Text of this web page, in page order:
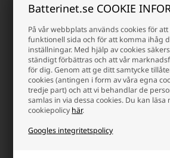
Batterinet.se COOKIE
På vår webbplats används cookies för
funktionell sida och för att komma ihåg
inställningar. Med hjälp av cookies
ständigt förbättras och att vår
för dig. Genom att ge ditt samtycke
cookies (antingen i form av våra egna
tredje part) och att vi behandlar de
samlas in via dessa cookies. Du kan läsa
cookiepolicy här.
Googles integritetspolicy
vandring och
trekking
28 februari 2026
Ska du ut på vandring
eller ett längre
trekkingäventyr? I den
här guiden hjälper vi dig
att hitta den bästa
pannlampan för vandring
igenom vad du bör tänka